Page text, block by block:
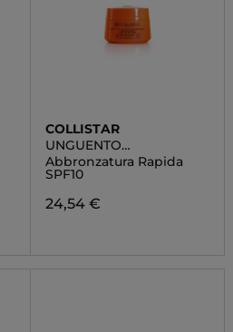
COLLISTAR
UNGUENTO
CONCENTRATO
SUPERABBRONZANTE
Abbronzatura Rapida
SPF10
24,54 €